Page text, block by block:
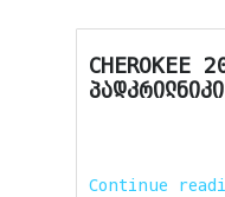
CHEROKEE
პადკრილნიკი
Continue